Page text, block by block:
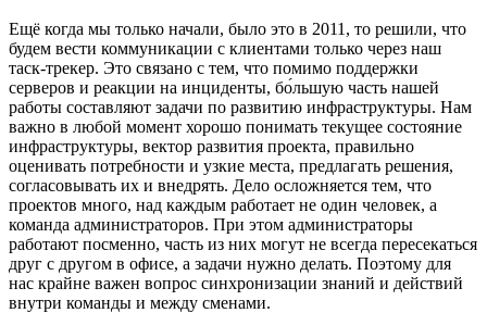
Ещё когда мы только начали, было это в 2011, то решили, что
будем вести коммуникации с клиентами только через наш
таск-трекер. Это связано с тем, что помимо поддержки
серверов и реакции на инциденты, бо́льшую часть нашей
работы составляют задачи по развитию инфраструктуры. Нам
важно в любой момент хорошо понимать текущее состояние
инфраструктуры, вектор развития проекта, правильно
оценивать потребности и узкие места, предлагать решения,
согласовывать их и внедрять. Дело осложняется тем, что
проектов много, над каждым работает не один человек, а
команда администраторов. При этом администраторы
работают посменно, часть из них могут не всегда пересекаться
друг с другом в офисе, а задачи нужно делать. Поэтому для
нас крайне важен вопрос синхронизации знаний и действий
внутри команды и между сменами.